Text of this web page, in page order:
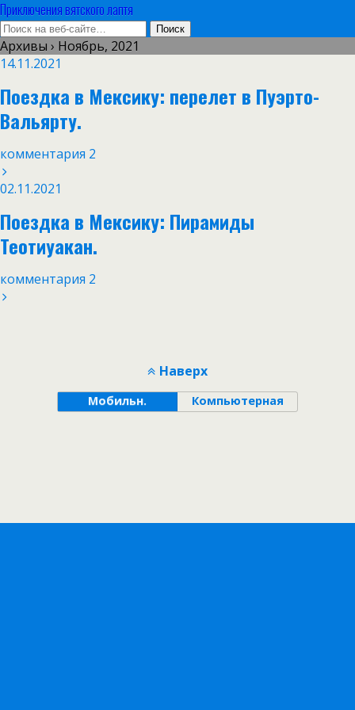
Приключения вятского лаптя
Архивы › Ноябрь, 2021
14.11.2021
Поездка в Мексику: перелет в Пуэрто-
Вальярту.
комментария 2
02.11.2021
Поездка в Мексику: Пирамиды
Теотиуакан.
комментария 2
Наверх
Мобильн. Компьютерная